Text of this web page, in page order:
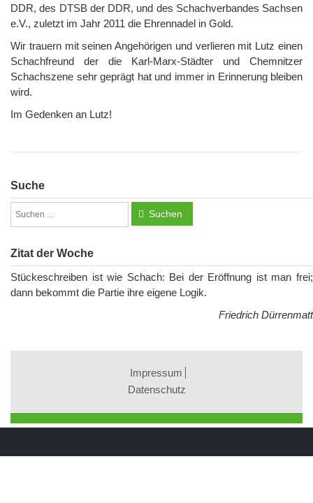
DDR, des DTSB der DDR, und des Schachverbandes Sachsen
e.V., zuletzt im Jahr 2011 die Ehrennadel in Gold.
Wir trauern mit seinen Angehörigen und verlieren mit Lutz einen
Schachfreund der die Karl-Marx-Städter und Chemnitzer
Schachszene sehr geprägt hat und immer in Erinnerung bleiben
wird.
Im Gedenken an Lutz!
Suche
Suchen
Zitat der Woche
Stückeschreiben ist wie Schach: Bei der Eröffnung ist man frei;
dann bekommt die Partie ihre eigene Logik.
Friedrich Dürrenmatt
Impressum
Datenschutz